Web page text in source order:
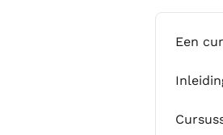
Een